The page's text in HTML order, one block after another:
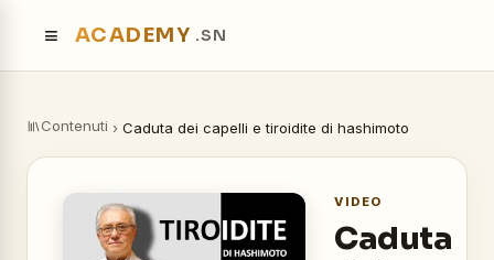
≡ ACADEMY .SN
Contenuti › Caduta dei capelli e tiroidite di hashimoto
VIDEO
Caduta